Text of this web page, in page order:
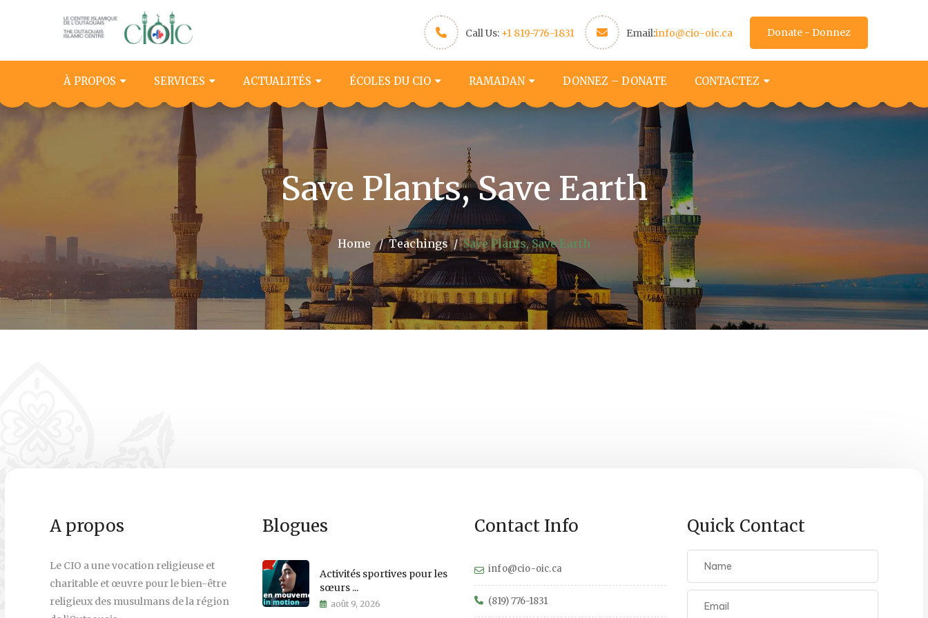
Call Us: +1 819-776-1831 Email:info@cio-oic.ca Donate - Donnez
À PROPOS SERVICES ACTUALITÉS ÉCOLES DU CIO RAMADAN DONNEZ – DONATE CONTACTEZ
Save Plants, Save Earth
Home Teachings Save Plants, Save Earth
A propos
Le CIO a une vocation religieuse et
charitable et œuvre pour le bien-être
religieux des musulmans de la région
Blogues
Activités sportives pour les
sœurs ...
août 9, 2026
Contact Info
info@cio-oic.ca
(819) 776-1831
Quick Contact